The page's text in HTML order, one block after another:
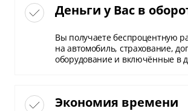
Деньги у Вас в
Вы получаете беспроцентную
на автомобиль, страхование,
оборудование и включённые в
Экономия времени